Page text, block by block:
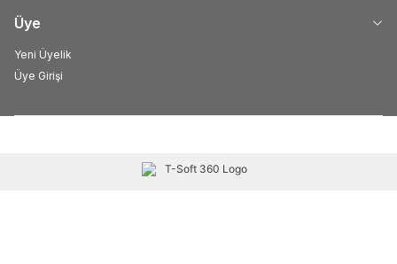
Üye
Yeni Üyelik
Üye Girişi